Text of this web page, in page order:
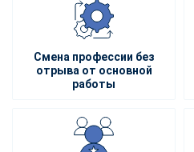
Смена профессии без
отрыва от основной
работы